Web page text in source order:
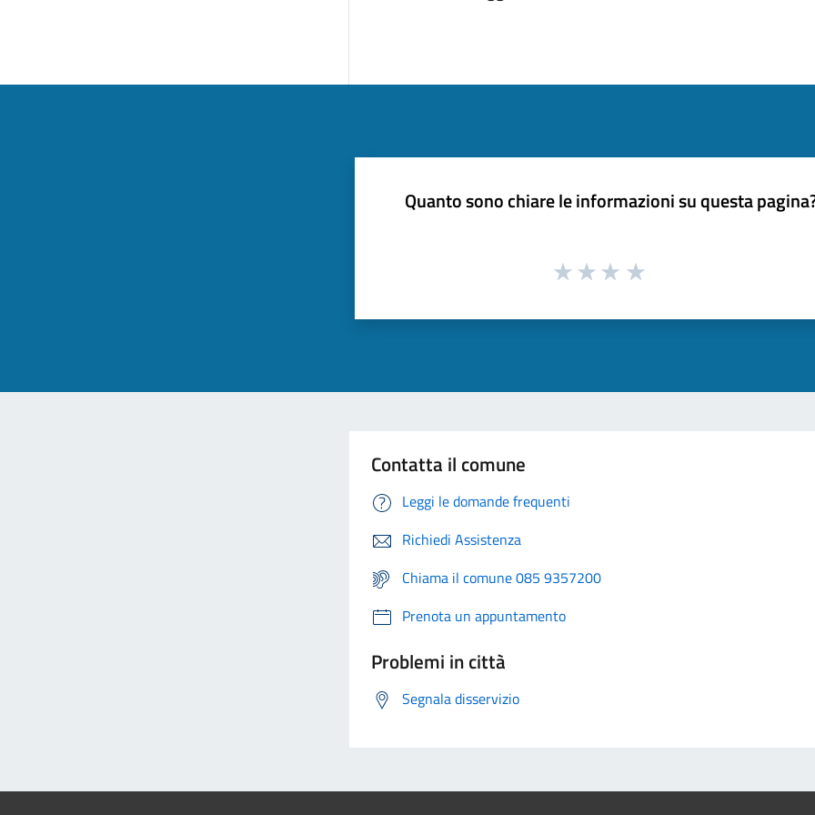
Quanto sono chiare le informazioni su questa
Contatta il comune
Leggi le domande frequenti
Richiedi Assistenza
Chiama il comune 085 9357200
Prenota un appuntamento
Problemi in città
Segnala disservizio